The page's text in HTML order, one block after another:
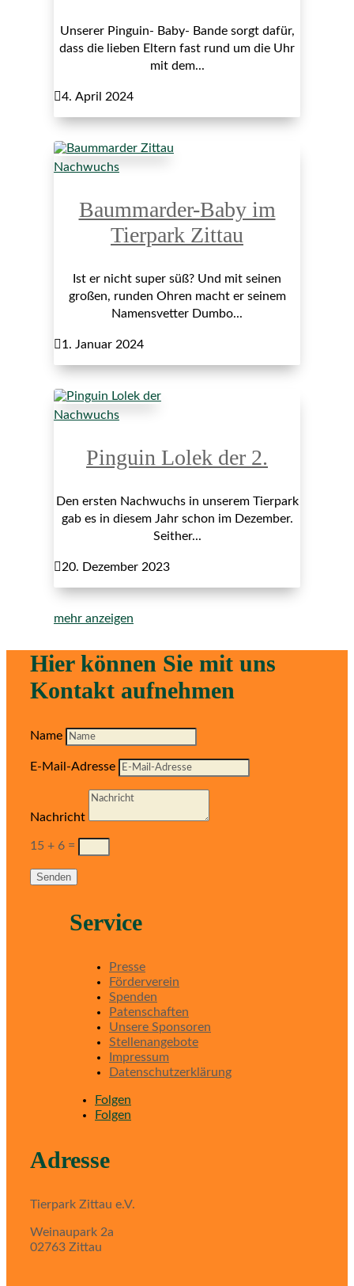
Unserer Pinguin- Baby- Bande sorgt dafür,
dass die lieben Eltern fast rund um die Uhr
mit dem...
4. April 2024
Nachwuchs
Baummarder-Baby im
Tierpark Zittau
Ist er nicht super süß? Und mit seinen
großen, runden Ohren macht er seinem
Namensvetter Dumbo...
1. Januar 2024
Nachwuchs
Pinguin Lolek der 2.
Den ersten Nachwuchs in unserem Tierpark
gab es in diesem Jahr schon im Dezember.
Seither...
20. Dezember 2023
mehr anzeigen
Hier können Sie mit uns
Kontakt aufnehmen
Name
E-Mail-Adresse
Nachricht
15 + 6 =
Senden
Service
Presse
Förderverein
Spenden
Patenschaften
Unsere Sponsoren
Stellenangebote
Impressum
Datenschutzerklärung
Folgen
Folgen
Adresse
Tierpark Zittau e.V.
Weinaupark 2a
02763 Zittau